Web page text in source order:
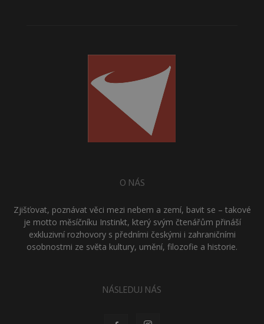
O NÁS
Zjišťovat, poznávat věci mezi nebem a zemí, bavit se – takové
je motto měsíčníku Instinkt, který svým čtenářům přináší
exkluzivní rozhovory s předními českými i zahraničními
osobnostmi ze světa kultury, umění, filozofie a historie.
NÁSLEDUJ NÁS